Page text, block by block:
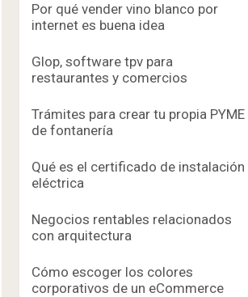
Por qué vender vino blanco por
internet es buena idea
Glop, software tpv para
restaurantes y comercios
Trámites para crear tu propia PYME
de fontanería
Qué es el certificado de instalación
eléctrica
Negocios rentables relacionados
con arquitectura
Cómo escoger los colores
corporativos de un eCommerce